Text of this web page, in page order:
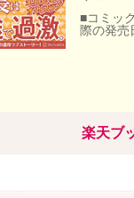
■コミッ
際の発売
楽天ブ